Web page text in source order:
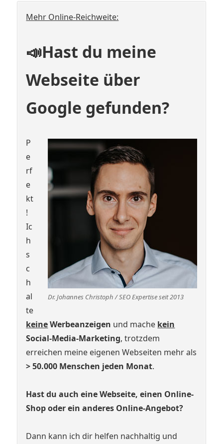
Mehr Online-Reichweite:
📣Hast du meine
Webseite über
Google gefunden?
Dr. Johannes Christoph / SEO Expertise seit 2013
P
e
rf
e
kt
!
Ic
h
s
c
h
al
te
keineWerbeanzeigen und mache kein
Social-Media-Marketing, trotzdem
erreichen meine eigenen Webseiten mehr als
> 50.000 Menschen jeden Monat.
Hast du auch eine Webseite, einen Online-
Shop oder ein anderes Online-Angebot?
Dann kann ich dir helfen nachhaltig und